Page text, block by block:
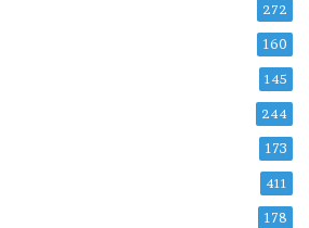
272
160
145
244
173
411
178